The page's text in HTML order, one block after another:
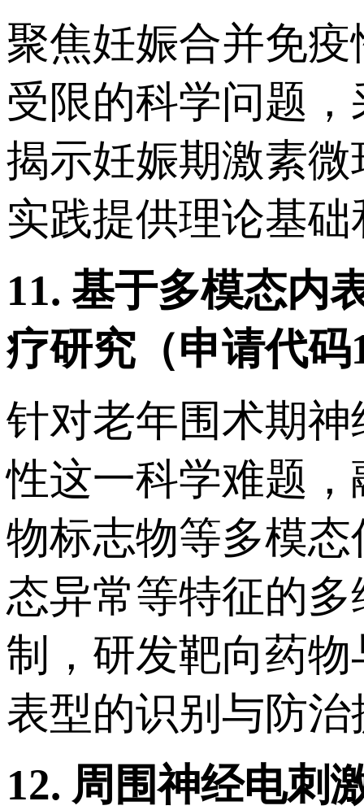
聚焦妊娠合并免
受限的科学问题
揭示妊娠期激素
实践提供理论基
11. 基于多模态内
疗研究（申请代码
针对老年围术期
性这一科学难题
物标志物等多模
态异常等特征的
制，研发靶向药
表型的识别与防
12. 周围神经电刺